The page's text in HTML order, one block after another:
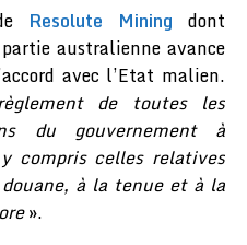
Resolute Mining dont
australienne avance
avec l’Etat malien.
de toutes les
du gouvernement à
compris celles relatives
à la tenue et à la
».